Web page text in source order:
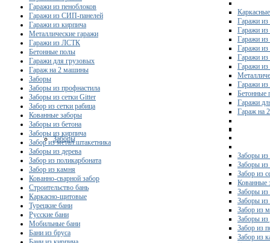
Гаражи из
Гаражи из
Гаражи из
Гаражи из
Гаражи
Гаражи из
Гаражи
Бетонные
Гаражи
Гараж на
Заборы
Заборы из
Заборы из
Забор из
Кованные
Заборы из
Заборы из
Забор из
Заборы из
Забор из
Забор из
Гаражи из пеноблоков
Гаражи из СИП-панелей
Гаражи из кирпича
Металлические гаражи
Гаражи из ЛСТК
Бетонные полы
Гаражи для грузовых
Гараж на 2 машины
Заборы
Заборы из профнастила
Заборы из сетки Gitter
Забор из сетки рабица
Кованные заборы
Заборы из бетона
Заборы из кирпича
Забор из метал.штакетника
Заборы из дерева
Забор из поликарбоната
Забор из камня
Кованно-сварной забор
Строительство бань
Каркасно-щитовые
Турецкие бани
Русские бани
Мобильные бани
Бани из бруса